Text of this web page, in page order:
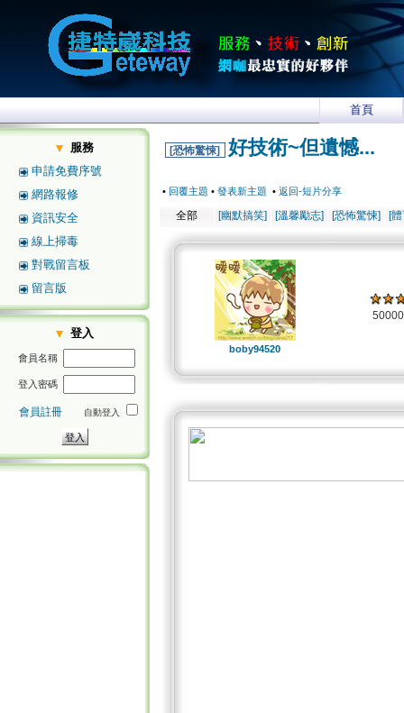
首頁
服務
申請免費序號
網路報修
資訊安全
線上掃毒
對戰留言板
留言版
登入
會員名稱
登入密碼
會員註冊 自動登入
[恐怖驚悚] 好技術~但遺憾...
• 回覆主題 • 發表新主題 • 返回-短片分享
全部 [幽默搞笑] [溫馨勵志] [恐怖驚悚] [
boby94520